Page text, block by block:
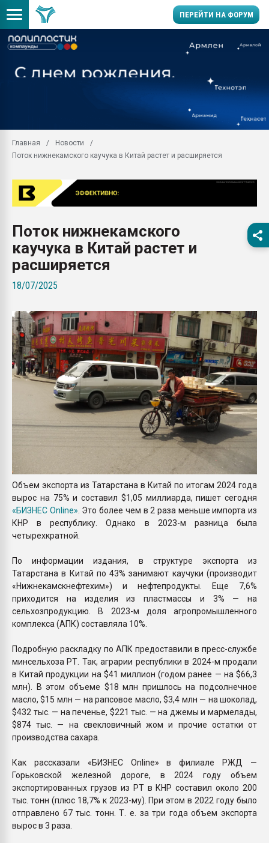
ПЕРЕЙТИ НА ФОРУМ
заводу пластмасс"
28.07.2026
28.07.2026
ПЕРЕЙТИ НА
Главная
Новости
Поток нижнекамского каучука в Китай растет и расширяется
Поток нижнекамского
каучука в Китай растет и
расширяется
18/07/2025
Объем экспорта из Татарстана в Китай по итогам 2024 года
вырос на 75% и составил $1,05 миллиарда, пишет сегодня
«БИЗНЕС Online» . Это более чем в 2 раза меньше импорта из
КНР в республику. Однако в 2023-м разница была
четырехкратной.
По информации издания, в структуре экспорта из
Татарстана в Китай по 43% занимают каучуки (производит
«Нижнекамскнефтехим») и нефтепродукты. Еще 7,6%
приходится на изделия из пластмассы и 3% — на
сельхозпродукцию. В 2023-м доля агропромышленного
комплекса (АПК) составляла 10%.
Подробную раскладку по АПК предоставили в пресс-службе
минсельхоза РТ. Так, аграрии республики в 2024-м продали
в Китай продукции на $41 миллион (годом ранее — на $66,3
млн). В этом объеме $18 млн пришлось на подсолнечное
масло, $15 млн — на рапсовое масло, $3,4 млн — на шоколад,
$432 тыс. — на печенье, $221 тыс. — на джемы и мармелады,
$874 тыс. — на свекловичный жом и прочие остатки от
производства сахара.
Как рассказали «БИЗНЕС Online» в филиале РЖД —
Горьковской железной дороге, в 2024 году объем
экспортированных грузов из РТ в КНР составил около 200
тыс. тонн (плюс 18,7% к 2023-му). При этом в 2022 году было
отправлено 67 тыс. тонн. Т. е. за три года объем экспорта
вырос в 3 раза.